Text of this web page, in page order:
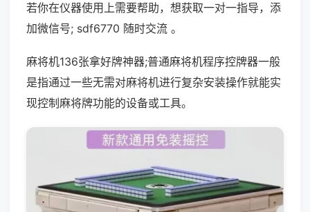
若你在仪器使用上需要帮助，想获取一对一指导，添
加微信号; sdf6770 随时交流 。
麻将机136张拿好牌神器;普通麻将机程序控牌器一般
是指通过一些无需对麻将机进行复杂安装操作就能实
现控制麻将牌功能的设备或工具。